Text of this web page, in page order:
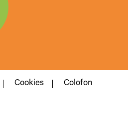
Cookies Colofon